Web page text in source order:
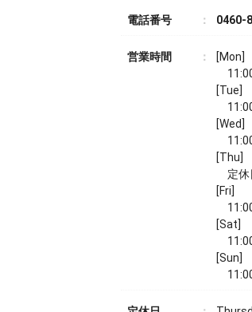
電話番号 0460-
営業時間
[Mon]
[Tue]
[Wed]
[Thu]
定休
[Fri]
[Sat]
[Sun]